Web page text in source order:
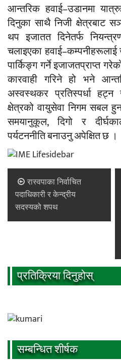
आन्तरिक हवाई–उडानमा
दिनुका साथै निजी क्षेत्रबाट
थप इजातत दिनेतर्फ
चलाइएका
पार्किङ्ग गर्ने इजाजतप्राप्त
कारवाही गरिने हो भने
अस्वस्थकर प्रतिस्पर्धा
क्षेत्रको वायुसेवा निगम सबल
समयानुकूल, दिगो र
पर्यटननीति बनाउनु अपेक्षित छ ।
रास्वपाका निर्वाचित
पदाधिकारी र केन्द्रीय
सदस्यको शपथ
प्रतिक्रिया दिनुहोस्
सम्बन्धित शीर्षक